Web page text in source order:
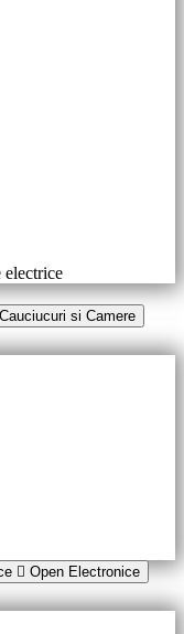
si Camere
Open Electronice